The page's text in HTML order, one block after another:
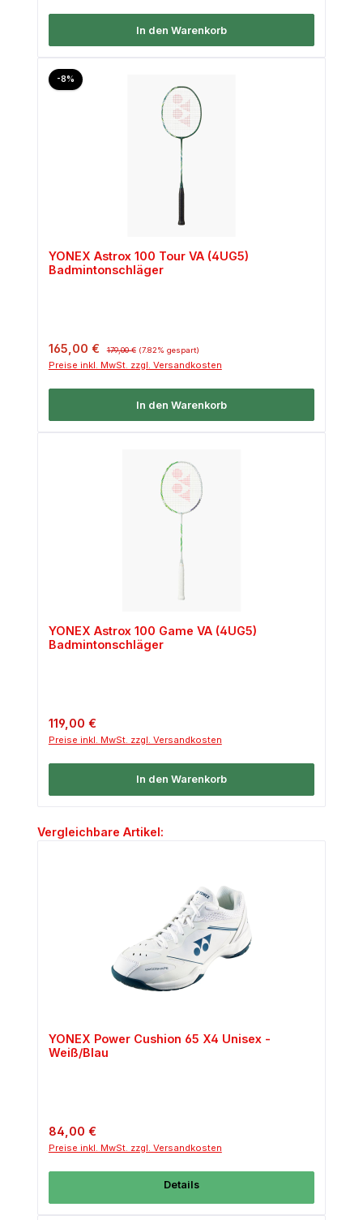
In den Warenkorb
-8%Rabatt
YONEX Astrox 100 Tour VA (4UG5)
Badmintonschläger
Verkaufspreis:
165,00 € 179,00 € (7.82% gespart)
Preise inkl. MwSt. zzgl. Versandkosten
In den Warenkorb
YONEX Astrox 100 Game VA (4UG5)
Badmintonschläger
Regulärer Preis:
119,00 €
Preise inkl. MwSt. zzgl. Versandkosten
In den Warenkorb
Produktgalerie überspringen
Vergleichbare Artikel:
YONEX Power Cushion 65 X4 Unisex -
Weiß/Blau
Regulärer Preis:
84,00 €
Preise inkl. MwSt. zzgl. Versandkosten
Details